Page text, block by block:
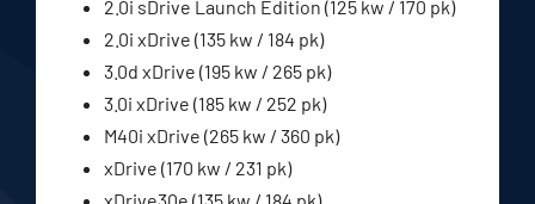
2.0i sDrive Launch Edition (125 kw / 170 pk)
2.0i xDrive (135 kw / 184 pk)
3.0d xDrive (195 kw / 265 pk)
3.0i xDrive (185 kw / 252 pk)
M40i xDrive (265 kw / 360 pk)
xDrive (170 kw / 231 pk)